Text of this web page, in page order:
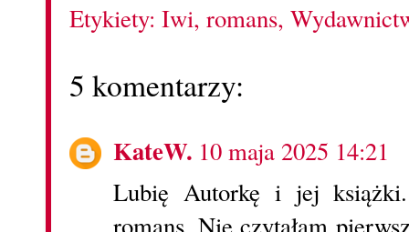
Etykiety: Iwi, romans,
5 komentarzy:
KateW. 10 maja 2025 14:21
Lubię Autorkę i jej